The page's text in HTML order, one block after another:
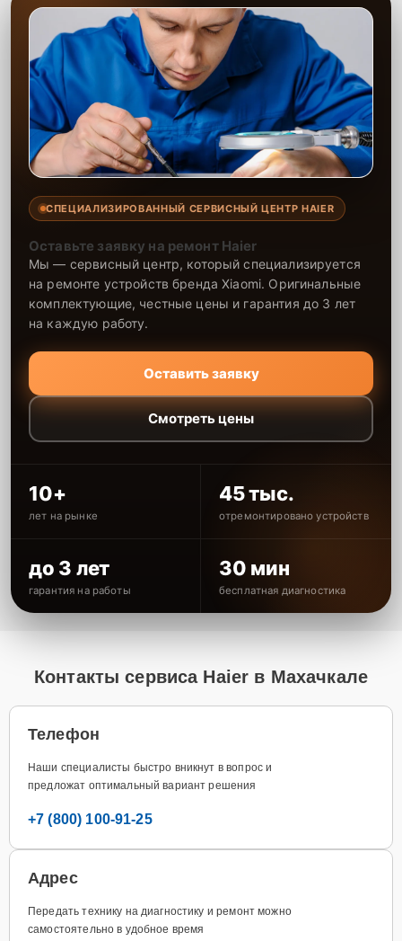
СПЕЦИАЛИЗИРОВАННЫЙ СЕРВИСНЫЙ ЦЕНТР HAIER
Оставьте заявку на ремонт Haier
Мы — сервисный центр, который специализируется
на ремонте устройств бренда Xiaomi. Оригинальные
комплектующие, честные цены и гарантия до 3 лет
на каждую работу.
Оставить заявку
Смотреть цены
10+
лет на рынке
45 тыс.
отремонтировано устройств
до 3 лет
гарантия на работы
30 мин
бесплатная диагностика
Контакты сервиса Haier в Махачкале
Телефон
Наши специалисты быстро вникнут в вопрос и
предложат оптимальный вариант решения
+7 (800) 100-91-25
Адрес
Передать технику на диагностику и ремонт можно
самостоятельно в удобное время